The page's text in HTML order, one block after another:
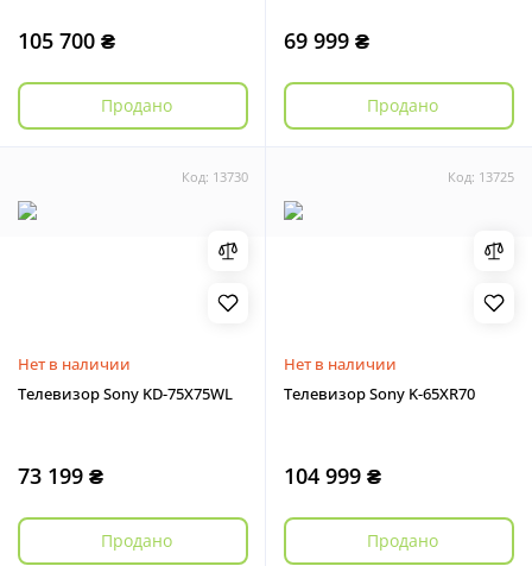
105 700 ₴
Продано
69 999 ₴
Продано
Код: 13730
Нет в наличии
Телевизор Sony KD-75X75WL
73 199 ₴
Продано
Код: 13725
Нет в наличии
Телевизор Sony K-65XR70
104 999 ₴
Продано